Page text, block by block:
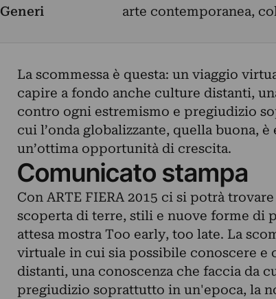
Generi arte contemporanea,
La scommessa è questa: un viaggio
capire a fondo anche culture distanti,
contro ogni estremismo e pregiudizio
cui l’onda globalizzante, quella buona,
un’ottima opportunità di crescita.
Comunicato stampa
Con ARTE FIERA 2015 ci si potrà
scoperta di terre, stili e nuove forme di
attesa mostra Too early, too late. La
virtuale in cui sia possibile conoscere e
distanti, una conoscenza che faccia da
pregiudizio soprattutto in un'epoca, la